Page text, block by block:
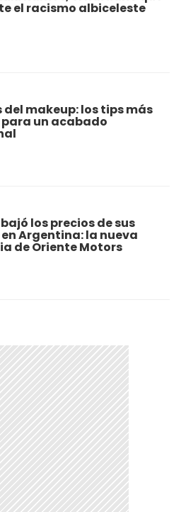
el racismo albiceleste
makeup: los tips más
un acabado
los precios de sus
Argentina: la nueva
de Oriente Motors